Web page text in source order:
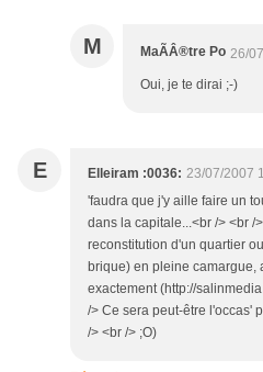
M MaÃÂ®tre Po 26/
Oui, je te dirai ;-)
E Elleiram :0036: 23/07/2007
'faudra que j'y aille faire un
dans la capitale...<br /> <br /
reconstitution d'un quartier
brique) en pleine camargue,
exactement (http://
/> Ce sera peut-être l'occas'
/> <br /> ;O)